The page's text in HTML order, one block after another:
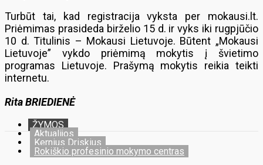
Turbūt tai, kad registracija vyksta per mokausi.lt.
Priėmimas prasideda birželio 15 d. ir vyks iki rugpjūčio
10 d. Titulinis – Mokausi Lietuvoje. Būtent „Mokausi
Lietuvoje” vykdo priėmimą mokytis į švietimo
programas Lietuvoje. Prašymą mokytis reikia teikti
internetu.
Rita BRIEDIENĖ
ŽYMOS
Aktualijos
Kernius Driskius
Rokiškio profesinio mokymo centras